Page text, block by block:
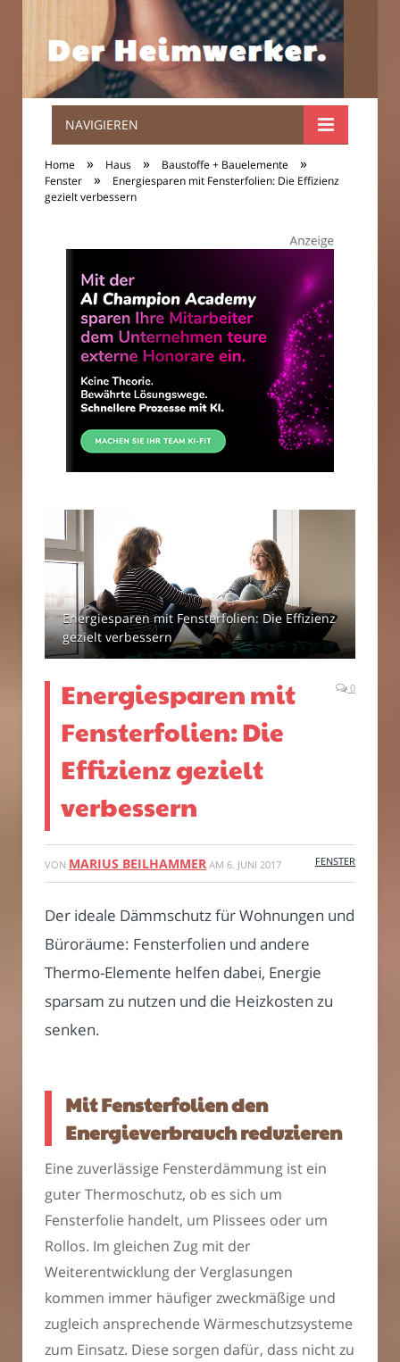
Der
Heimwerker.
NAVIGIEREN
Home » Haus » Baustoffe + Bauelemente »
Fenster »
Energiesparen mit Fensterfolien: Die Effizienz
gezielt verbessern
Energiesparen mit Fensterfolien: Die Effizienz
gezielt verbessern
Energiesparen mit
Fensterfolien: Die
Effizienz gezielt
verbessern
0
VON MARIUS BEILHAMMER AM 6. JUNI 2017 FENSTER
Der ideale Dämmschutz für Wohnungen und
Büroräume: Fensterfolien und andere
Thermo-Elemente helfen dabei, Energie
sparsam zu nutzen und die Heizkosten zu
senken.
Mit Fensterfolien den
Energieverbrauch reduzieren
Eine zuverlässige Fensterdämmung ist ein
guter Thermoschutz, ob es sich um
Fensterfolie handelt, um Plissees oder um
Rollos. Im gleichen Zug mit der
Weiterentwicklung der Verglasungen
kommen immer häufiger zweckmäßige und
zugleich ansprechende Wärmeschutzsysteme
zum Einsatz. Diese sorgen dafür, dass nicht zu